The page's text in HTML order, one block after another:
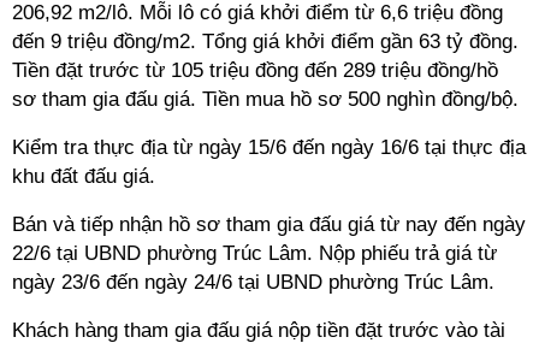
206,92 m2/lô. Mỗi lô có giá khởi điểm từ 6,6 triệu đồng
đến 9 triệu đồng/m2. Tổng giá khởi điểm gần 63 tỷ đồng.
Tiền đặt trước từ 105 triệu đồng đến 289 triệu đồng/hồ
sơ tham gia đấu giá. Tiền mua hồ sơ 500 nghìn đồng/bộ.
Kiểm tra thực địa từ ngày 15/6 đến ngày 16/6 tại thực địa
khu đất đấu giá.
Bán và tiếp nhận hồ sơ tham gia đấu giá từ nay đến ngày
22/6 tại UBND phường Trúc Lâm. Nộp phiếu trả giá từ
ngày 23/6 đến ngày 24/6 tại UBND phường Trúc Lâm.
Khách hàng tham gia đấu giá nộp tiền đặt trước vào tài